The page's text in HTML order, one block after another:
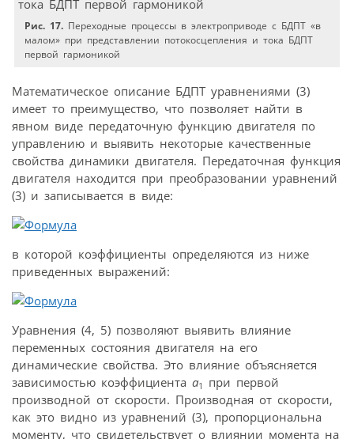
Рис. 17. Переходные процессы в электроприводе с БДПТ «в
малом» при представлении потокосцепления и тока БДПТ
первой гармоникой
Математическое описание БДПТ уравнениями (3)
имеет то преимущество, что позволяет найти в
явном виде передаточную функцию двигателя по
управлению и выявить некоторые качественные
свойства динамики двигателя. Передаточная функция
двигателя находится при преобразовании уравнений
(3) и записывается в виде:
в которой коэффициенты определяются из ниже
приведенных выражений:
Уравнения (4, 5) позволяют выявить влияние
переменных состояния двигателя на его
динамические свойства. Это влияние объясняется
зависимостью коэффициента а1
при первой
производной от скорости. Производная от скорости,
как это видно из уравнений (3), пропорциональна
моменту, что свидетельствует о влиянии момента на